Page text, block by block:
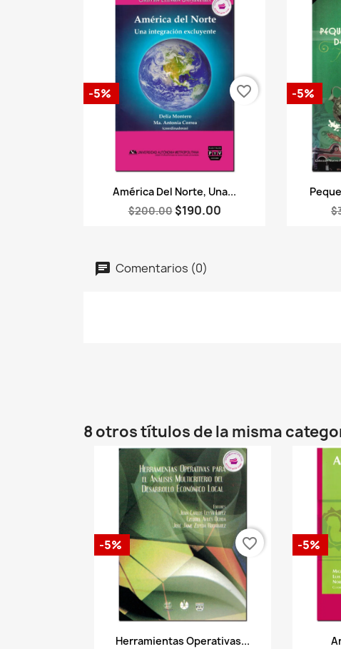
Vista rápida
América Del Norte, Una...
$200.00 $190.00
-5% favorite_border -5%
Comentarios (0)
8 otros títulos de la misma
Vista rápida
Herramientas Operativas...
-5% favorite_border -5%